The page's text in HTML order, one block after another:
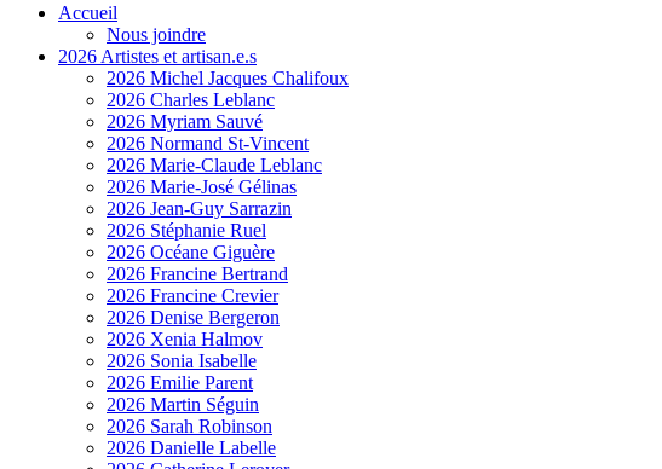
Accueil
Nous joindre
2026 Artistes et artisan.e.s
2026 Michel Jacques Chalifoux
2026 Charles Leblanc
2026 Myriam Sauvé
2026 Normand St-Vincent
2026 Marie-Claude Leblanc
2026 Marie-José Gélinas
2026 Jean-Guy Sarrazin
2026 Stéphanie Ruel
2026 Océane Giguère
2026 Francine Bertrand
2026 Francine Crevier
2026 Denise Bergeron
2026 Xenia Halmov
2026 Sonia Isabelle
2026 Emilie Parent
2026 Martin Séguin
2026 Sarah Robinson
2026 Danielle Labelle